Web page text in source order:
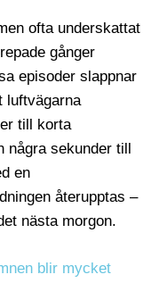
ofta underskattat
gånger
episoder slappnar
luftvägarna
till korta
några sekunder till
en
återupptas –
nästa morgon.
blir mycket